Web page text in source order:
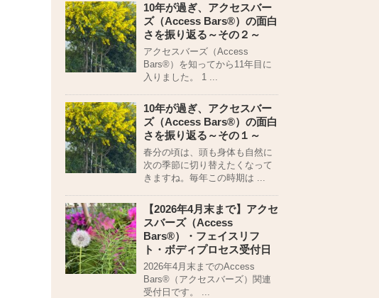
10年が過ぎ、アクセスバー
ズ（Access Bars®）の面白
さを振り返る～その２～
アクセスバーズ（Access
Bars®）を知ってから11年目に
入りました。 1 ...
10年が過ぎ、アクセスバー
ズ（Access Bars®）の面白
さを振り返る～その１～
春分の頃は、頭も身体も自然に
次の季節に切り替えたくなって
きますね。毎年この時期は ...
【2026年4月末まで】アクセ
スバーズ（Access
Bars®）・フェイスリフ
ト・ボディプロセス受付日
2026年4月末までのAccess
Bars®（アクセスバーズ）関連
受付日です。 ...